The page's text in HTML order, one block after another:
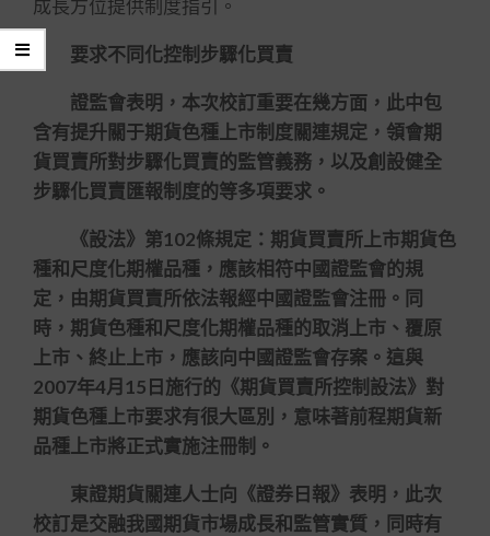
成長方位提供制度指引。
要求不同化控制步驟化買賣
證監會表明，本次校訂重要在幾方面，此中包
含有提升關于期貨色種上市制度關連規定，領會期
貨買賣所對步驟化買賣的監管義務，以及創設健全
步驟化買賣匯報制度的等多項要求。
《設法》第102條規定：期貨買賣所上市期貨色
種和尺度化期權品種，應該相符中國證監會的規
定，由期貨買賣所依法報經中國證監會注冊。同
時，期貨色種和尺度化期權品種的取消上市、覆原
上市、終止上市，應該向中國證監會存案。這與
2007年4月15日施行的《期貨買賣所控制設法》對
期貨色種上市要求有很大區別，意味著前程期貨新
品種上市將正式實施注冊制。
東證期貨關連人士向《證券日報》表明，此次
校訂是交融我國期貨市場成長和監管實質，同時有